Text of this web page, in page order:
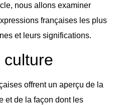
nous allons examiner
françaises les plus
et leurs significations.
culture
offrent un aperçu de la
et de la façon dont les